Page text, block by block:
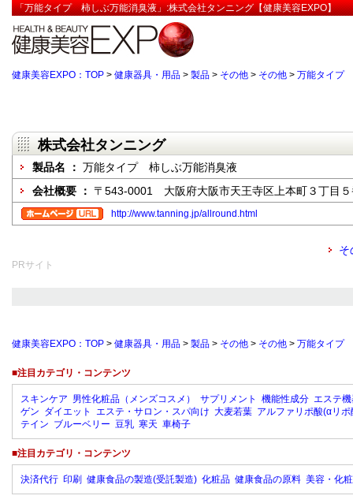
「万能タイプ 柿しぶ万能消臭液」:株式会社タンニング【健康美容EXPO】
健康美容EXPO：TOP > 健康器具・用品 > 製品 > その他 > その他 > 万能タイプ
株式会社タンニング
製品名 ： 万能タイプ 柿しぶ万能消臭液
会社概要 ： 〒543-0001 大阪府大阪市天王寺区上本町３丁目
http://www.tanning.jp/allround.html
そ
PRサイト
健康美容EXPO：TOP > 健康器具・用品 > 製品 > その他 > その他 > 万能タイプ
■注目カテゴリ・コンテンツ
スキンケア 男性化粧品（メンズコスメ） サプリメント 機能性成分 エステ
ゲン ダイエット エステ・サロン・スパ向け 大麦若葉 アルファリポ酸(αリポ
テイン ブルーベリー 豆乳 寒天 車椅子
■注目カテゴリ・コンテンツ
決済代行 印刷 健康食品の製造(受託製造) 化粧品 健康食品の原料 美容・化